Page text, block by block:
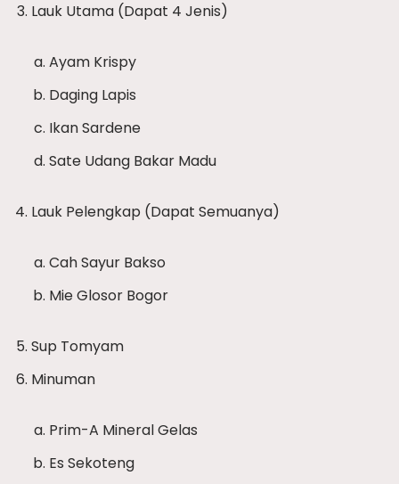
Lauk Utama (Dapat 4 Jenis)
Ayam Krispy
Daging Lapis
Ikan Sardene
Sate Udang Bakar Madu
Lauk Pelengkap (Dapat Semuanya)
Cah Sayur Bakso
Mie Glosor Bogor
Sup Tomyam
Minuman
Prim-A Mineral Gelas
Es Sekoteng